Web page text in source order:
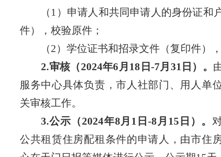
（ 1 ）申请人和共同申请人的身份证和
件），校验原件；
（2）学位证书和招录文件（复印件）
2.审核（2024年6月 18 日 -7月 31 日）。
服务中心具体负责，市人社部门、用人单
关审核工作。
3.公示（2024年8月 1 日-8月 15 日）。
公共租赁住房配租条件的申请人，由市住